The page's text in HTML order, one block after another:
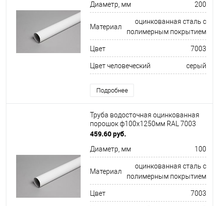
Диаметр, мм 200
Материал
оцинкованная сталь с
полимерным покрытием
Цвет 7003
Цвет человеческий серый
Подробнее
Труба водосточная оцинкованная
порошок ф100х1250мм RAL 7003
459.60 руб.
Диаметр, мм 100
Материал
оцинкованная сталь с
полимерным покрытием
Цвет 7003